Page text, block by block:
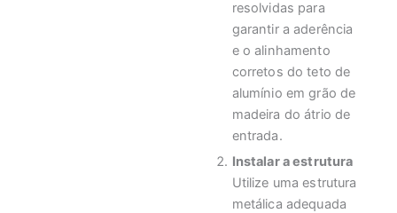
resolvidas para
garantir a aderência
e o alinhamento
corretos do teto de
alumínio em grão de
madeira do átrio de
entrada.
Instalar a estrutura
Utilize uma estrutura
metálica adequada